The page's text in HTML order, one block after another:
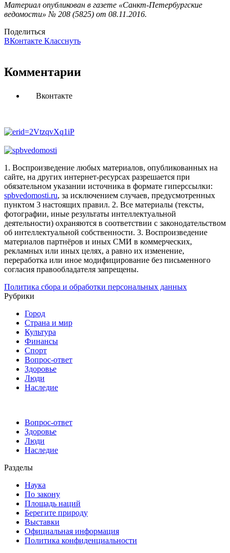
Материал опубликован в газете «Санкт-Петербургские
ведомости» № 208 (5825) от 08.11.2016.
Поделиться
ВКонтакте Класснуть
Комментарии
Вконтакте
1. Воспроизведение любых материалов, опубликованных на
сайте, на других интернет-ресурсах разрешается при
обязательном указании источника в формате гиперссылки:
spbvedomosti.ru, за исключением случаев, предусмотренных
пунктом 3 настоящих правил. 2. Все материалы (тексты,
фотографии, иные результаты интеллектуальной
деятельности) охраняются в соответствии с законодательством
об интеллектуальной собственности. 3. Воспроизведение
материалов партнёров и иных СМИ в коммерческих,
рекламных или иных целях, а равно их изменение,
переработка или иное модифицирование без письменного
согласия правообладателя запрещены.
Политика сбора и обработки персональных данных
Рубрики
Город
Страна и мир
Культура
Финансы
Спорт
Вопрос-ответ
Здоровье
Люди
Наследие
Вопрос-ответ
Здоровье
Люди
Наследие
Разделы
Наука
По закону
Площадь наций
Берегите природу
Выставки
Официальная информация
Политика конфиденциальности